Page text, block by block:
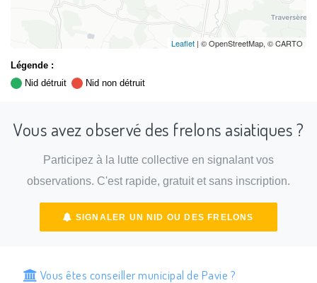
Leaflet | © OpenStreetMap, © CARTO
Légende :
Nid détruit
Nid non détruit
Vous avez observé des frelons asiatiques ?
Participez à la lutte collective en signalant vos
observations. C'est rapide, gratuit et sans inscription.
SIGNALER UN NID OU DES FRELONS
Vous êtes conseiller municipal de Pavie ?